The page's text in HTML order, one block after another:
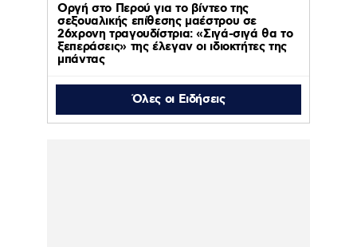
Οργή στο Περού για το βίντεο της
σεξουαλικής επίθεσης μαέστρου σε
26χρονη τραγουδίστρια: «Σιγά-σιγά θα το
ξεπεράσεις» της έλεγαν οι ιδιοκτήτες της
μπάντας
Όλες οι Ειδήσεις